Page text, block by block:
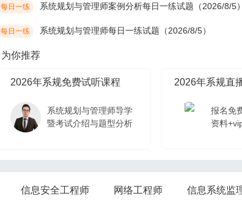
每日一练 系统规划与管理师案例分析每日一练试题（2026/8/5）
每日一练 系统规划与管理师每日一练试题（2026/8/5）
为你推荐
2026年系规免费试听课程
系统规划与管理师导学
暨考试介绍与题型分析
2026年系规直
报名免
资料
系统规划与管理师导学
信息安全工程师 网络工程师 信息系统监